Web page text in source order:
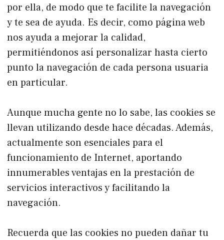
por ella, de modo que te facilite la navegación
y te sea de ayuda. Es decir, como página web
nos ayuda a mejorar la calidad,
permitiéndonos así personalizar hasta cierto
punto la navegación de cada persona usuaria
en particular.
Aunque mucha gente no lo sabe, las cookies se
llevan utilizando desde hace décadas. Además,
actualmente son esenciales para el
funcionamiento de Internet, aportando
innumerables ventajas en la prestación de
servicios interactivos y facilitando la
navegación.
Recuerda que las cookies no pueden dañar tu